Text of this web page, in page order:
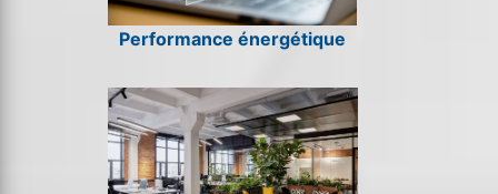
Performance énergétique